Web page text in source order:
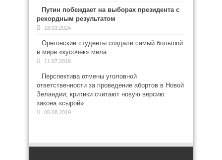
Путин побеждает на выборах президента с
рекордным результатом
18.03.2024
Орегонские студенты создали самый большой
в мире «кусочек» мела
11.07.2019
Перспектива отмены уголовной
ответственности за проведение абортов в Новой
Зеландии; критики считают новую версию
закона «сырой»
05.08.2019